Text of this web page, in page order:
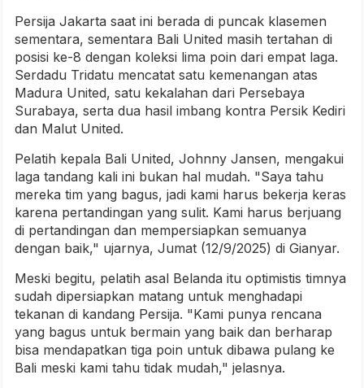
Persija Jakarta saat ini berada di puncak klasemen
sementara, sementara Bali United masih tertahan di
posisi ke-8 dengan koleksi lima poin dari empat laga.
Serdadu Tridatu mencatat satu kemenangan atas
Madura United, satu kekalahan dari Persebaya
Surabaya, serta dua hasil imbang kontra Persik Kediri
dan Malut United.
Pelatih kepala Bali United, Johnny Jansen, mengakui
laga tandang kali ini bukan hal mudah. "Saya tahu
mereka tim yang bagus, jadi kami harus bekerja keras
karena pertandingan yang sulit. Kami harus berjuang
di pertandingan dan mempersiapkan semuanya
dengan baik," ujarnya, Jumat (12/9/2025) di Gianyar.
Meski begitu, pelatih asal Belanda itu optimistis timnya
sudah dipersiapkan matang untuk menghadapi
tekanan di kandang Persija. "Kami punya rencana
yang bagus untuk bermain yang baik dan berharap
bisa mendapatkan tiga poin untuk dibawa pulang ke
Bali meski kami tahu tidak mudah," jelasnya.